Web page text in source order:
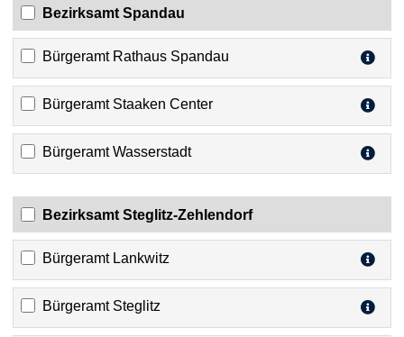
Bezirksamt Spandau
Bürgeramt Rathaus Spandau
Bürgeramt Staaken Center
Bürgeramt Wasserstadt
Bezirksamt Steglitz-Zehlendorf
Bürgeramt Lankwitz
Bürgeramt Steglitz